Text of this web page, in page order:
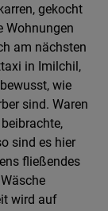
gekocht
Wohnungen
am nächsten
in Imilchil,
wie
sind. Waren
sind es hier
fließendes
wird auf